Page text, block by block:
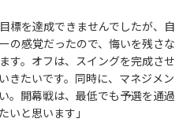
標を達成できませんでしたが、自
の感覚だったので、悔いを残さな
す。オフは、スイングを完成させ
きたいです。同時に、マネジメン
。開幕戦は、最低でも予選を通過
いと思います」